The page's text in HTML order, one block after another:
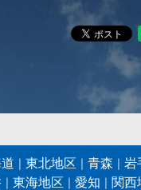
東北地区 青森 岩
東海地区 愛知 関西